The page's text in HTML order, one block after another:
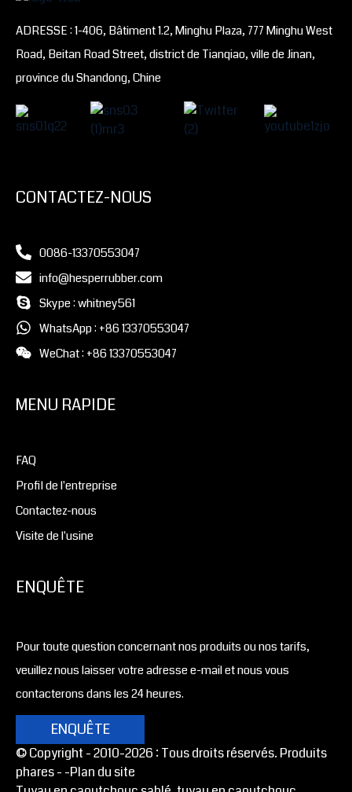
ADRESSE : 1-406, Bâtiment 1.2, Minghu Plaza, 777 Minghu West
Road, Beitan Road Street, district de Tianqiao, ville de Jinan,
province du Shandong, Chine
CONTACTEZ-NOUS
0086-13370553047
info@hesperrubber.com
Skype : whitney561
WhatsApp : +86 13370553047
WeChat : +86 13370553047
MENU RAPIDE
FAQ
Profil de l'entreprise
Contactez-nous
Visite de l'usine
ENQUÊTE
Pour toute question concernant nos produits ou nos tarifs,
veuillez nous laisser votre adresse e-mail et nous vous
contacterons dans les 24 heures.
ENQUÊTE
© Copyright - 2010-2026 : Tous droits réservés. Produits
phares - -Plan du site